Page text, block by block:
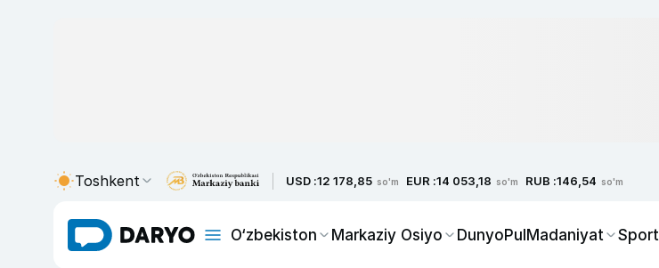
Toshkent USD :12 178,85 so'm EUR :14 053,18 so'm RUB :146,54 so'm
O‘zbekiston Markaziy Osiyo DunyoPulMadaniyat Sport